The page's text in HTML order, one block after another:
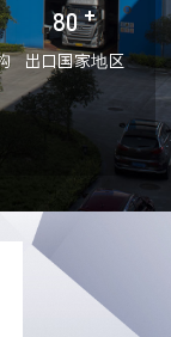
80 +
出口国家地区